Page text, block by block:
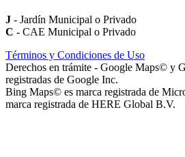
J - Jardín Municipal o Privado
C - CAE Municipal o Privado
Términos y Condiciones de Uso
Derechos en trámite - Google Maps© y
registradas de Google Inc.
Bing Maps© es marca registrada de
marca registrada de HERE Global B.V.